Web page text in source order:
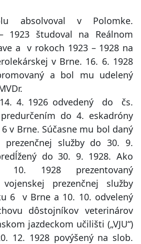
absolvoval v Polomke.
1923 študoval na Reálnom
a v rokoch 1923 – 1928 na
v Brne. 16. 6. 1928
a bol mu udelený
4. 1926 odvedený do čs.
do 4. eskadróny
v Brne. Súčasne mu bol daný
prezenčnej služby do 30. 9.
do 30. 9. 1928. Ako
1928 prezentovaný
prezenčnej služby
6 v Brne a 10. 10. odvelený
dôstojníkov veterinárov
jazdeckom učilišti („VJU“)
12. 1928 povýšený na slob.